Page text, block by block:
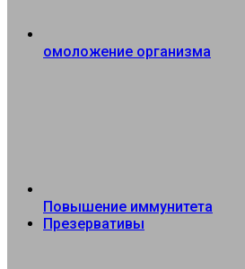
омоложение организма
Повышение иммунитета
Презервативы